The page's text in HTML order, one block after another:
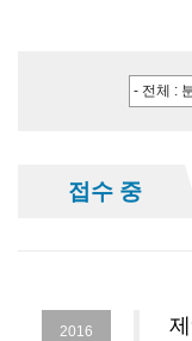
접수 중
2016